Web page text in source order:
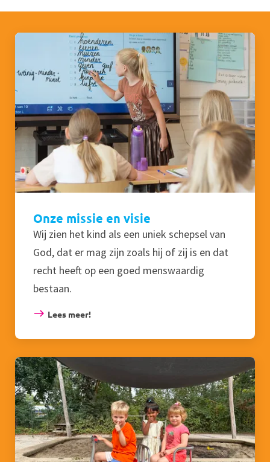
Onze missie en visie
Wij zien het kind als een uniek schepsel van
God, dat er mag zijn zoals hij of zij is en dat
recht heeft op een goed menswaardig
bestaan.
Lees meer!